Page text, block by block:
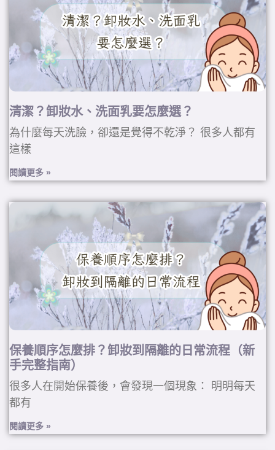
清潔？卸妝水、洗面乳要怎麼選？
為什麼每天洗臉，卻還是覺得不乾淨？ 很多人都有
這樣
閱讀更多 »
保養順序怎麼排？卸妝到隔離的日常流程（新
手完整指南）
很多人在開始保養後，會發現一個現象： 明明每天
都有
閱讀更多 »